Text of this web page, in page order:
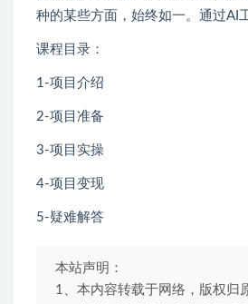
种的某些方面，始终如一。通过AI
课程目录：
1-项目介绍
2-项目准备
3-项目实操
4-项目变现
5-疑难解答
本站声明：
1、本内容转载于网络，版权归